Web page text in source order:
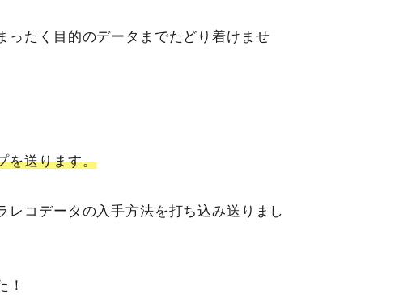
ったく目的のデータまでたどり着けませ
を送ります。
コデータの入手方法を打ち込み送りまし
！